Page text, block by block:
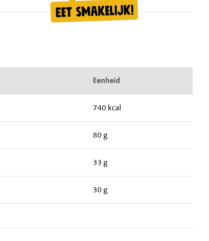
Eenheid
740 kcal
80 g
33 g
30 g